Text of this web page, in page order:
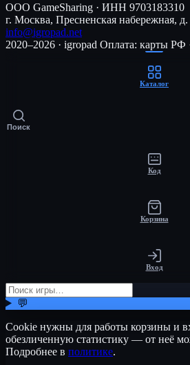
ООО GameSharing · ИНН 9703183310
г. Москва, Пресненская набережная,
info@igropad.net
2020–2026 · igropad Оплата: карты РФ
Каталог
Поиск
Код
Корзина
Вход
💬
Cookie нужны для работы корзины и
обезличенную статистику — от неё
Подробнее в политике.